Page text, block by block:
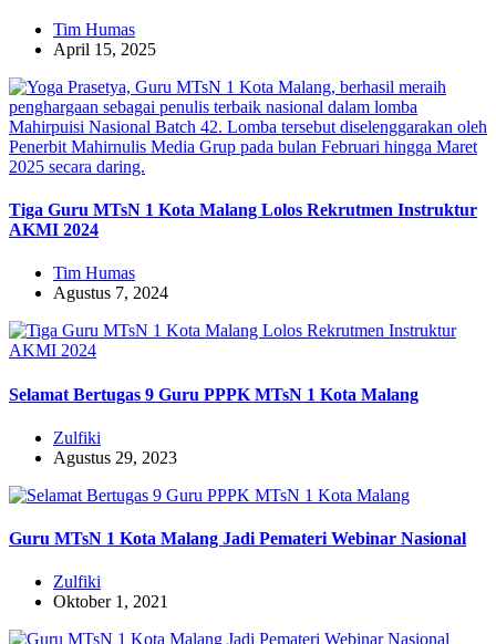
Tim Humas
April 15, 2025
Tiga Guru MTsN 1 Kota Malang Lolos Rekrutmen Instruktur
AKMI 2024
Tim Humas
Agustus 7, 2024
Selamat Bertugas 9 Guru PPPK MTsN 1 Kota Malang
Zulfiki
Agustus 29, 2023
Guru MTsN 1 Kota Malang Jadi Pemateri Webinar Nasional
Zulfiki
Oktober 1, 2021